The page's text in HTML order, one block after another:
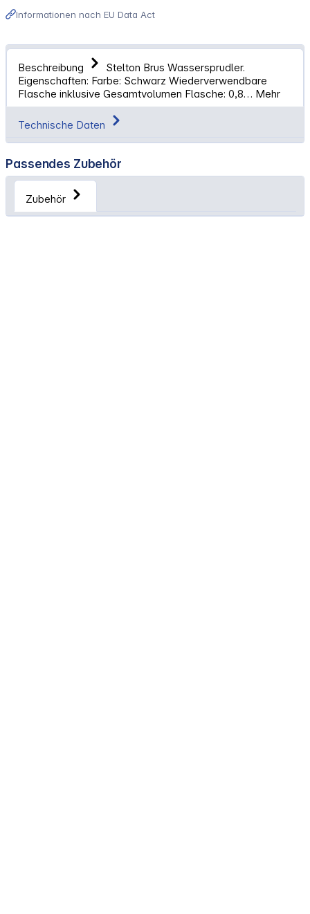
Informationen nach EU Data Act
Beschreibung
Stelton Brus Wassersprudler.
Eigenschaften: Farbe: Schwarz Wiederverwendbare
Flasche inklusive Gesamtvolumen Flasche: 0,8… Mehr
Technische Daten
Passendes Zubehör
Zubehör